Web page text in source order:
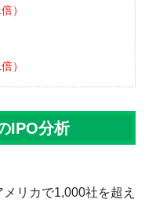
IPO分析
リカで1,000社を超え